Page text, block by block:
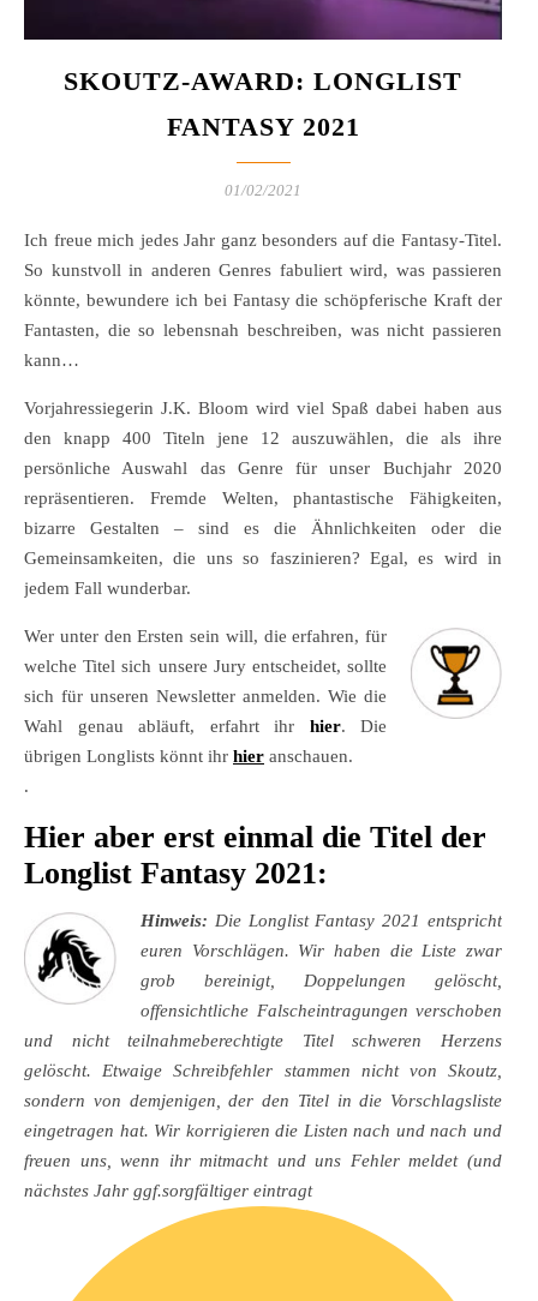
SKOUTZ-AWARD: LONGLIST
FANTASY 2021
01/02/2021
Ich freue mich jedes Jahr ganz besonders auf die Fantasy-Titel.
So kunstvoll in anderen Genres fabuliert wird, was passieren
könnte, bewundere ich bei Fantasy die schöpferische Kraft der
Fantasten, die so lebensnah beschreiben, was nicht passieren
kann…
Vorjahressiegerin J.K. Bloom wird viel Spaß dabei haben aus
den knapp 400 Titeln jene 12 auszuwählen, die als ihre
persönliche Auswahl das Genre für unser Buchjahr 2020
repräsentieren. Fremde Welten, phantastische Fähigkeiten,
bizarre Gestalten – sind es die Ähnlichkeiten oder die
Gemeinsamkeiten, die uns so faszinieren? Egal, es wird in
jedem Fall wunderbar.
Wer unter den Ersten sein will, die erfahren, für
welche Titel sich unsere Jury entscheidet, sollte
sich für unseren Newsletter anmelden. Wie die
Wahl genau abläuft, erfahrt ihr hier. Die
übrigen Longlists könnt ihr hier anschauen.
.
Hier aber erst einmal die Titel der
Longlist Fantasy 2021:
Hinweis: Die Longlist Fantasy 2021 entspricht
euren Vorschlägen. Wir haben die Liste zwar
grob bereinigt, Doppelungen gelöscht,
offensichtliche Falscheintragungen verschoben
und nicht teilnahmeberechtigte Titel schweren Herzens
gelöscht. Etwaige Schreibfehler stammen nicht von Skoutz,
sondern von demjenigen, der den Titel in die Vorschlagsliste
eingetragen hat. Wir korrigieren die Listen nach und nach und
freuen uns, wenn ihr mitmacht und uns Fehler meldet (und
nächstes Jahr ggf.sorgfältiger eintragt